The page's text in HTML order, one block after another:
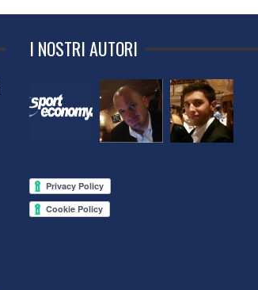
I NOSTRI AUTORI